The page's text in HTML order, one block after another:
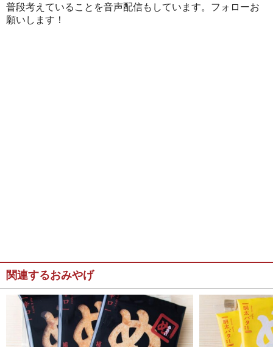
普段考えていることを音声配信もしています。フォローお
願いします！
関連するおみやげ